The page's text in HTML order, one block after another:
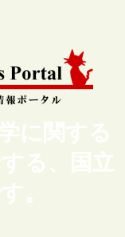
に関する
る、国立
。